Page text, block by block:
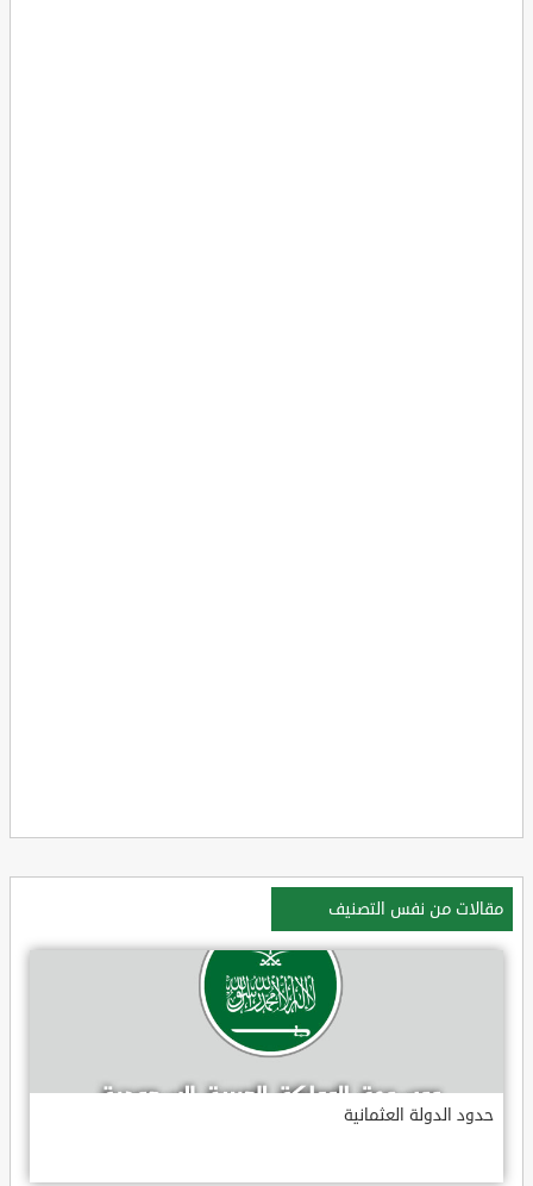
مقالات من نفس التصنيف
حدود الدولة العثمانية